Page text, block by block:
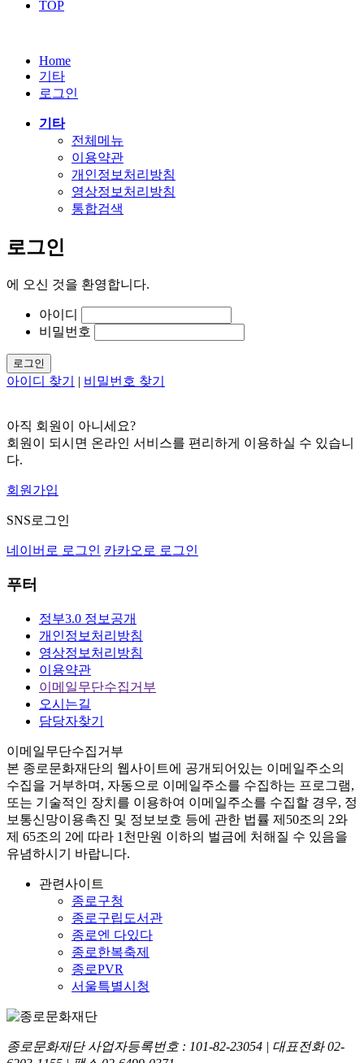
TOP
Home
기타
로그인
기타
전체메뉴
이용약관
개인정보처리방침
영상정보처리방침
통합검색
로그인
에 오신 것을 환영합니다.
아이디
비밀번호
로그인
아이디 찾기 | 비밀번호 찾기
아직 회원이 아니세요?
회원이 되시면 온라인 서비스를 편리하게 이용하실 수 있습니
다.
회원가입
SNS로그인
네이버로 로그인 카카오로 로그인
푸터
정부3.0 정보공개
개인정보처리방침
영상정보처리방침
이용약관
이메일무단수집거부
오시는길
담당자찾기
이메일무단수집거부
본 종로문화재단의 웹사이트에 공개되어있는 이메일주소의
수집을 거부하며, 자동으로 이메일주소를 수집하는 프로그램,
또는 기술적인 장치를 이용하여 이메일주소를 수집할 경우, 정
보통신망이용촉진 및 정보보호 등에 관한 법률 제50조의 2와
제 65조의 2에 따라 1천만원 이하의 벌금에 처해질 수 있음을
유념하시기 바랍니다.
관련사이트
종로구청
종로구립도서관
종로엔 다있다
종로한복축제
종로PVR
서울특별시청
종로문화재단 사업자등록번호 : 101-82-23054 | 대표전화02-